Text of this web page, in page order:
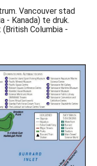
Vancouver stad
- Kanada) te druk.
Columbia -